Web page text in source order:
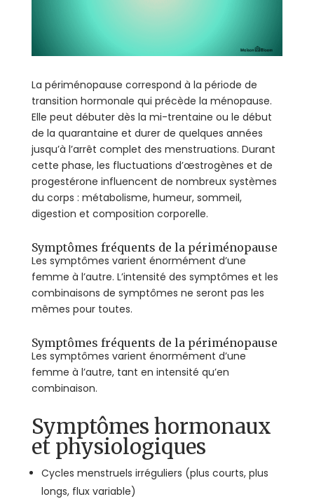
La périménopause correspond à la période de
transition hormonale qui précède la ménopause.
Elle peut débuter dès la mi-trentaine ou le début
de la quarantaine et durer de quelques années
jusqu’à l’arrêt complet des menstruations. Durant
cette phase, les fluctuations d’œstrogènes et de
progestérone influencent de nombreux systèmes
du corps : métabolisme, humeur, sommeil,
digestion et composition corporelle.
Symptômes fréquents de la périménopause
Les symptômes varient énormément d’une
femme à l’autre. L’intensité des symptômes et les
combinaisons de symptômes ne seront pas les
mêmes pour toutes.
Symptômes fréquents de la périménopause
Les symptômes varient énormément d’une
femme à l’autre, tant en intensité qu’en
combinaison.
Symptômes hormonaux
et physiologiques
Cycles menstruels irréguliers (plus courts, plus
longs, flux variable)